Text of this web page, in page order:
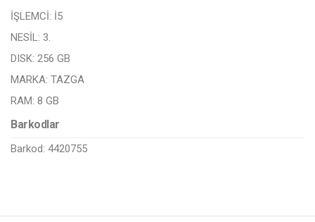
İŞLEMCİ: İ5
NESİL: 3.
DISK: 256 GB
MARKA: TAZGA
RAM: 8 GB
Barkodlar
Barkod: 4420755